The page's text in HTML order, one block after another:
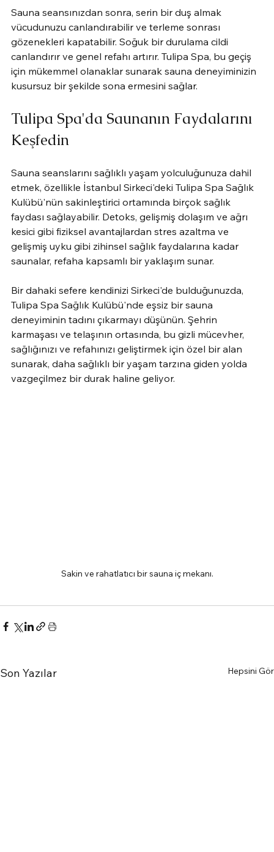
Sauna seansınızdan sonra, serin bir duş almak
vücudunuzu canlandırabilir ve terleme sonrası
gözenekleri kapatabilir. Soğuk bir durulama cildi
canlandırır ve genel refahı artırır. Tulipa Spa, bu geçiş
için mükemmel olanaklar sunarak sauna deneyiminizin
kusursuz bir şekilde sona ermesini sağlar.
Tulipa Spa'da Saunanın Faydalarını
Keşfedin
Sauna seanslarını sağlıklı yaşam yolculuğunuza dahil
etmek, özellikle İstanbul Sirkeci'deki Tulipa Spa Sağlık
Kulübü'nün sakinleştirici ortamında birçok sağlık
faydası sağlayabilir. Detoks, gelişmiş dolaşım ve ağrı
kesici gibi fiziksel avantajlardan stres azaltma ve
gelişmiş uyku gibi zihinsel sağlık faydalarına kadar
saunalar, refaha kapsamlı bir yaklaşım sunar.
Bir dahaki sefere kendinizi Sirkeci'de bulduğunuzda,
Tulipa Spa Sağlık Kulübü'nde eşsiz bir sauna
deneyiminin tadını çıkarmayı düşünün. Şehrin
karmaşası ve telaşının ortasında, bu gizli mücevher,
sağlığınızı ve refahınızı geliştirmek için özel bir alan
sunarak, daha sağlıklı bir yaşam tarzına giden yolda
vazgeçilmez bir durak haline geliyor.
Sakin ve rahatlatıcı bir sauna iç mekanı.
Son Yazılar Hepsini Gör